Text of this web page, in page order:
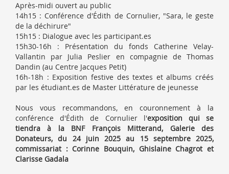
Après-midi ouvert au public
14h15 : Conférence d'Édith de Cornulier, "Sara, le geste
de la déchirure"
15h15 : Dialogue avec les participant.es
15h30-16h : Présentation du fonds Catherine Velay-
Vallantin par Julia Peslier en compagnie de Thomas
Dandin (au Centre Jacques Petit)
16h-18h : Exposition festive des textes et albums créés
par les étudiant.es de Master Littérature de jeunesse
Nous vous recommandons, en couronnement à la
conférence d'Édith de Cornulier l'exposition qui se
tiendra à la BNF François Mitterand, Galerie des
Donateurs, du 24 juin 2025 au 15 septembre 2025,
commissariat : Corinne Bouquin, Ghislaine Chagrot et
Clarisse Gadala